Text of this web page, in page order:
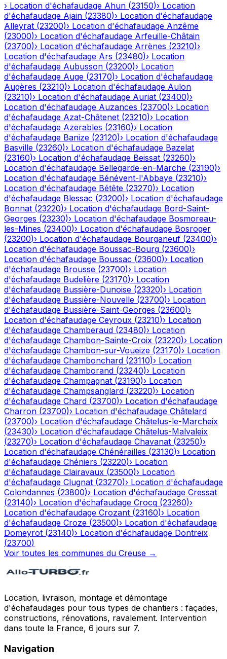
› Location d'échafaudage Ahun (23150)› Location
d'échafaudage Ajain (23380)› Location d'échafaudage
Alleyrat (23200)› Location d'échafaudage Anzême
(23000)› Location d'échafaudage Arfeuille-Châtain
(23700)› Location d'échafaudage Arrènes (23210)›
Location d'échafaudage Ars (23480)› Location
d'échafaudage Aubusson (23200)› Location
d'échafaudage Auge (23170)› Location d'échafaudage
Augères (23210)› Location d'échafaudage Aulon
(23210)› Location d'échafaudage Auriat (23400)›
Location d'échafaudage Auzances (23700)› Location
d'échafaudage Azat-Châtenet (23210)› Location
d'échafaudage Azerables (23160)› Location
d'échafaudage Banize (23120)› Location d'échafaudage
Basville (23260)› Location d'échafaudage Bazelat
(23160)› Location d'échafaudage Beissat (23260)›
Location d'échafaudage Bellegarde-en-Marche (23190)›
Location d'échafaudage Bénévent-l'Abbaye (23210)›
Location d'échafaudage Bétête (23270)› Location
d'échafaudage Blessac (23200)› Location d'échafaudage
Bonnat (23220)› Location d'échafaudage Bord-Saint-
Georges (23230)› Location d'échafaudage Bosmoreau-
les-Mines (23400)› Location d'échafaudage Bosroger
(23200)› Location d'échafaudage Bourganeuf (23400)›
Location d'échafaudage Boussac-Bourg (23600)›
Location d'échafaudage Boussac (23600)› Location
d'échafaudage Brousse (23700)› Location
d'échafaudage Budelière (23170)› Location
d'échafaudage Bussière-Dunoise (23320)› Location
d'échafaudage Bussière-Nouvelle (23700)› Location
d'échafaudage Bussière-Saint-Georges (23600)›
Location d'échafaudage Ceyroux (23210)› Location
d'échafaudage Chamberaud (23480)› Location
d'échafaudage Chambon-Sainte-Croix (23220)› Location
d'échafaudage Chambon-sur-Voueize (23170)› Location
d'échafaudage Chambonchard (23110)› Location
d'échafaudage Chamborand (23240)› Location
d'échafaudage Champagnat (23190)› Location
d'échafaudage Champsanglard (23220)› Location
d'échafaudage Chard (23700)› Location d'échafaudage
Charron (23700)› Location d'échafaudage Châtelard
(23700)› Location d'échafaudage Châtelus-le-Marcheix
(23430)› Location d'échafaudage Châtelus-Malvaleix
(23270)› Location d'échafaudage Chavanat (23250)›
Location d'échafaudage Chénérailles (23130)› Location
d'échafaudage Chéniers (23220)› Location
d'échafaudage Clairavaux (23500)› Location
d'échafaudage Clugnat (23270)› Location d'échafaudage
Colondannes (23800)› Location d'échafaudage Cressat
(23140)› Location d'échafaudage Crocq (23260)›
Location d'échafaudage Crozant (23160)› Location
d'échafaudage Croze (23500)› Location d'échafaudage
Domeyrot (23140)› Location d'échafaudage Dontreix
(23700)
Voir toutes les communes du Creuse →
Location, livraison, montage et démontage
d'échafaudages pour tous types de chantiers : façades,
constructions, rénovations, ravalement. Intervention
dans toute la France, 6 jours sur 7.
Navigation